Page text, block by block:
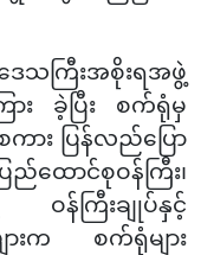
ကြီးအစိုးရအဖွဲ့
ား ခဲ့ပြီး စက်ရုံမှ
ား ပြန်လည်ပြော
ောင်စုဝန်ကြီး၊
ဝန်ကြီးချုပ်နှင့်
က စက်ရုံများ